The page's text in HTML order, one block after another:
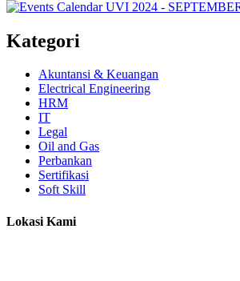
Kategori
Akuntansi & Keuangan
Electrical Engineering
HRM
IT
Legal
Oil and Gas
Perbankan
Sertifikasi
Soft Skill
Lokasi Kami